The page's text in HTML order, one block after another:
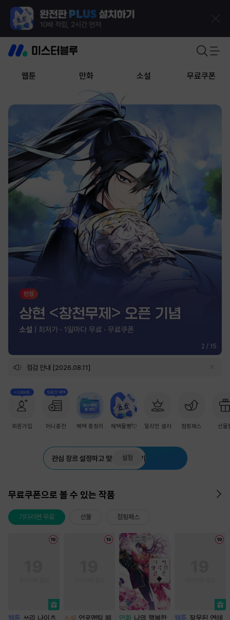
웹툰 만화 소설 무료쿠폰
2 / 15
점검 안내 [2026.08.11]
+1,000원
회원가입
첫충전 혜택
머니충전 혜택 총정리 혜택몰빵💘 밀리언 셀러 점핑패스 선물
관심 장르 설정하고 맞춤 추천 받기
설정
무료쿠폰으로 볼 수 있는 작품
기다리면 무료 선물 점핑패스
웹툰 쓰리 나이츠,
소설 언로맨틱 페
만화 나의 행복한
웹툰 잘못된 연애